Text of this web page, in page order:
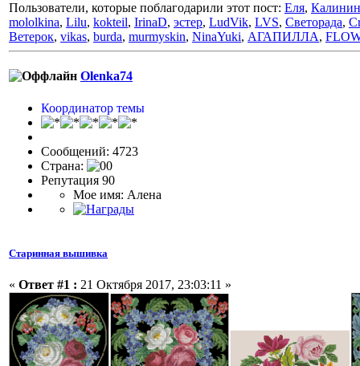
Пользователи, которые поблагодарили этот пост: Еля,
mololkina, Lilu, kokteil, IrinaD, эстер, LudVik, LVS, Светорада,
Ветерок, vikas, burda, murmyskin, NinaYuki, АГАПИЛЛА,
Olenka74
Координатор темы
Сообщений: 4723
Страна:
Репутация 90
Мое имя: Алена
Старинная вышивка
« Ответ #1 : 21 Октября 2017, 23:03:11 »